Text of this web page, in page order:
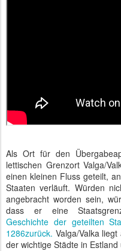
Als Ort für den
lettischen Grenzort Valga/
einen kleinen Fluss geteilt,
Staaten verläuft. Würden
angebracht worden sein,
dass er eine
Geschichte der geteilten
1286zurück. Valga/Valka
der wichtige Städte in